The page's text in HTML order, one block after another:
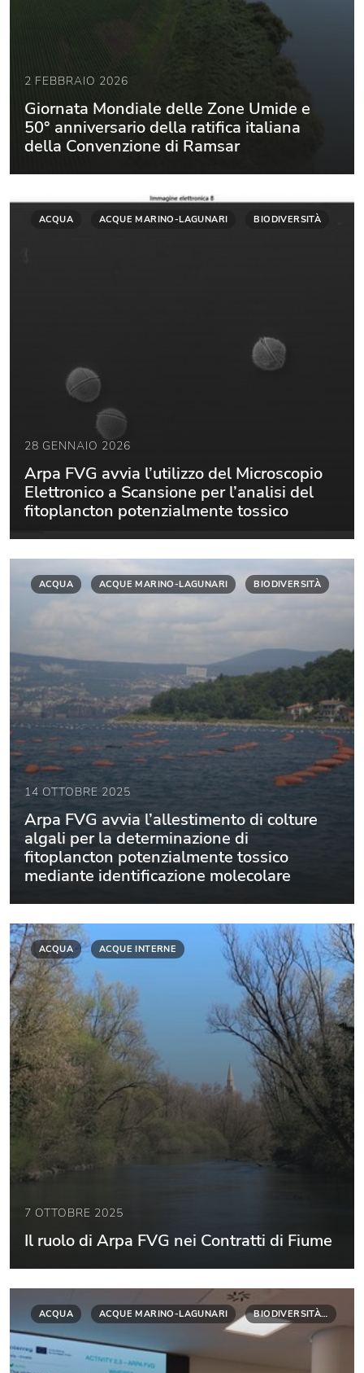
2 FEBBRAIO 2026
Giornata Mondiale delle Zone Umide e
50° anniversario della ratifica italiana
della Convenzione di Ramsar
ACQUA ACQUE MARINO-LAGUNARI BIODIVERSITÀ
28 GENNAIO 2026
Arpa FVG avvia l’utilizzo del Microscopio
Elettronico a Scansione per l’analisi del
fitoplancton potenzialmente tossico
ACQUA ACQUE MARINO-LAGUNARI BIODIVERSITÀ
14 OTTOBRE 2025
Arpa FVG avvia l’allestimento di colture
algali per la determinazione di
fitoplancton potenzialmente tossico
mediante identificazione molecolare
ACQUA ACQUE INTERNE
7 OTTOBRE 2025
Il ruolo di Arpa FVG nei Contratti di Fiume
ACQUA ACQUE MARINO-LAGUNARI BIODIVERSITÀ…